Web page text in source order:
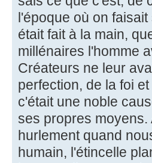
l'époque où on
était fait à la main,
millénaires l'homme
Créateurs ne leur
perfection, de la foi
c'était une noble
ses propres
hurlement quand
humain, l'étincelle